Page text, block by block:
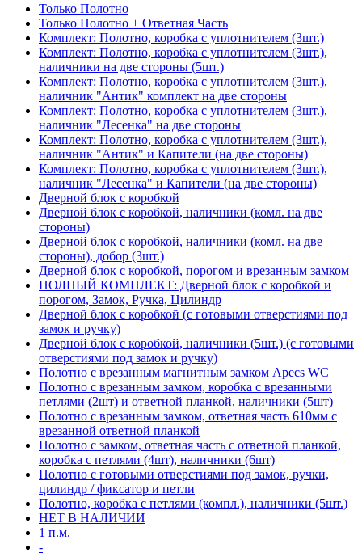
Только Полотно
Только Полотно + Ответная Часть
Комплект: Полотно, коробка с уплотнителем (3шт.)
Комплект: Полотно, коробка с уплотнителем (3шт.),
наличники на две стороны (5шт.)
Комплект: Полотно, коробка с уплотнителем (3шт.),
наличник "Антик" комплект на две стороны
Комплект: Полотно, коробка с уплотнителем (3шт.),
наличник "Лесенка" на две стороны
Комплект: Полотно, коробка с уплотнителем (3шт.),
наличник "Антик" и Капители (на две стороны)
Комплект: Полотно, коробка с уплотнителем (3шт.),
наличник "Лесенка" и Капители (на две стороны)
Дверной блок с коробкой
Дверной блок с коробкой, наличники (комл. на две
стороны)
Дверной блок с коробкой, наличники (комл. на две
стороны), добор (3шт.)
Дверной блок с коробкой, порогом и врезанным замком
ПОЛНЫЙ КОМПЛЕКТ: Дверной блок с коробкой и
порогом, Замок, Ручка, Цилиндр
Дверной блок с коробкой (с готовыми отверстиями под
замок и ручку)
Дверной блок с коробкой, наличники (5шт.) (с готовыми
отверстиями под замок и ручку)
Полотно с врезанным магнитным замком Apecs WC
Полотно с врезанным замком, коробка с врезанными
петлями (2шт) и ответной планкой, наличники (5шт)
Полотно с врезанным замком, ответная часть 610мм с
врезанной ответной планкой
Полотно с замком, ответная часть с ответной планкой,
коробка с петлями (4шт), наличники (6шт)
Полотно с готовыми отверстиями под замок, ручки,
цилиндр / фиксатор и петли
Полотно, коробка с петлями (компл.), наличники (5шт.)
НЕТ В НАЛИЧИИ
1 п.м.
-